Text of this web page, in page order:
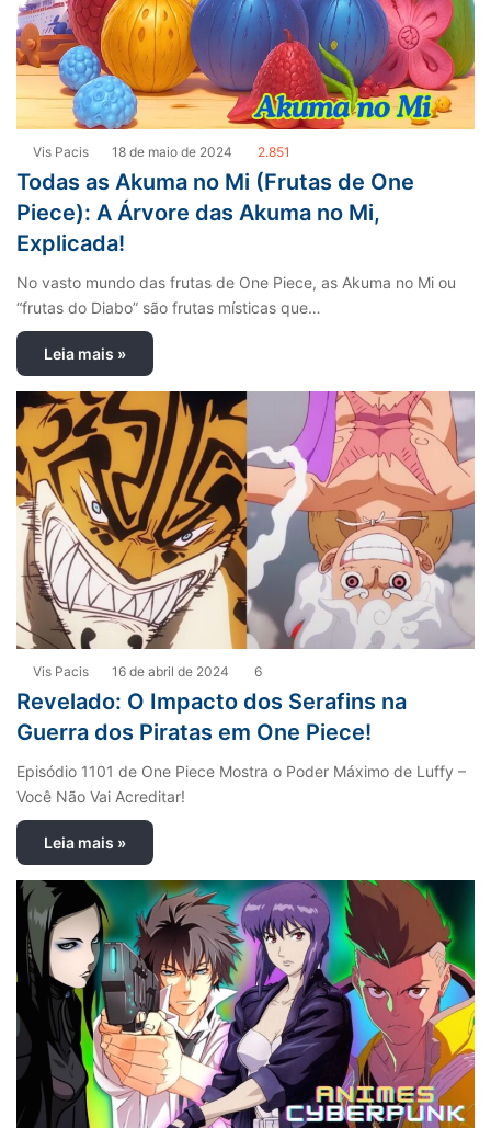
Vis Pacis 18 de maio de 2024 2.851
Todas as Akuma no Mi (Frutas de One
Piece): A Árvore das Akuma no Mi,
Explicada!
No vasto mundo das frutas de One Piece, as Akuma no Mi ou
“frutas do Diabo” são frutas místicas que…
Leia mais »
Vis Pacis 16 de abril de 2024 6
Revelado: O Impacto dos Serafins na
Guerra dos Piratas em One Piece!
Episódio 1101 de One Piece Mostra o Poder Máximo de Luffy –
Você Não Vai Acreditar!
Leia mais »